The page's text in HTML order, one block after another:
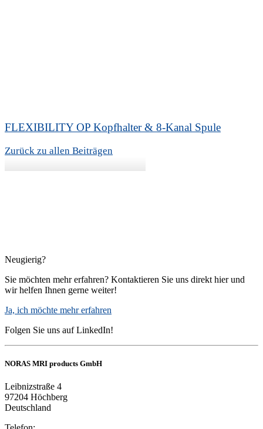
FLEXIBILITY OP Kopfhalter & 8-Kanal Spule
Zurück zu allen Beiträgen
Neugierig?
Sie möchten mehr erfahren? Kontaktieren Sie uns direkt hier und
wir helfen Ihnen gerne weiter!
Ja, ich möchte mehr erfahren
Folgen Sie uns auf LinkedIn!
NORAS MRI products GmbH
Leibnizstraße 4
97204 Höchberg
Deutschland